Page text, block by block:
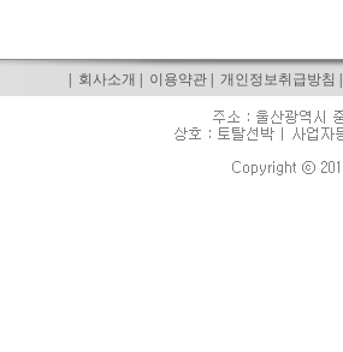
회사소개 이용약관 |개인정보취급방침